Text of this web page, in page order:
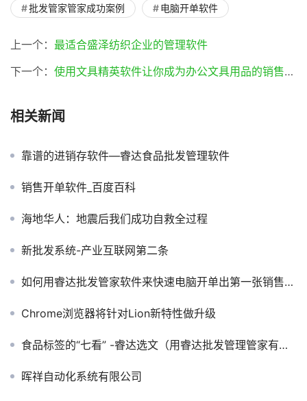
批发管家管家成功案例
电脑开单软件
上一个： 最适合盛泽纺织企业的管理软件
下一个： 使用文具精英软件让你成为办公文具用品的销售精英(文具精英软件)
相关新闻
靠谱的进销存软件—睿达食品批发管理软件
销售开单软件_百度百科
海地华人：地震后我们成功自救全过程
新批发系统-产业互联网第二条
如何用睿达批发管家软件来快速电脑开单出第一张销售出库单的视频教学
Chrome浏览器将针对Lion新特性做升级
食品标签的“七看” -睿达选文（用睿达批发管理管家有提醒食品过期功能）
晖祥自动化系统有限公司